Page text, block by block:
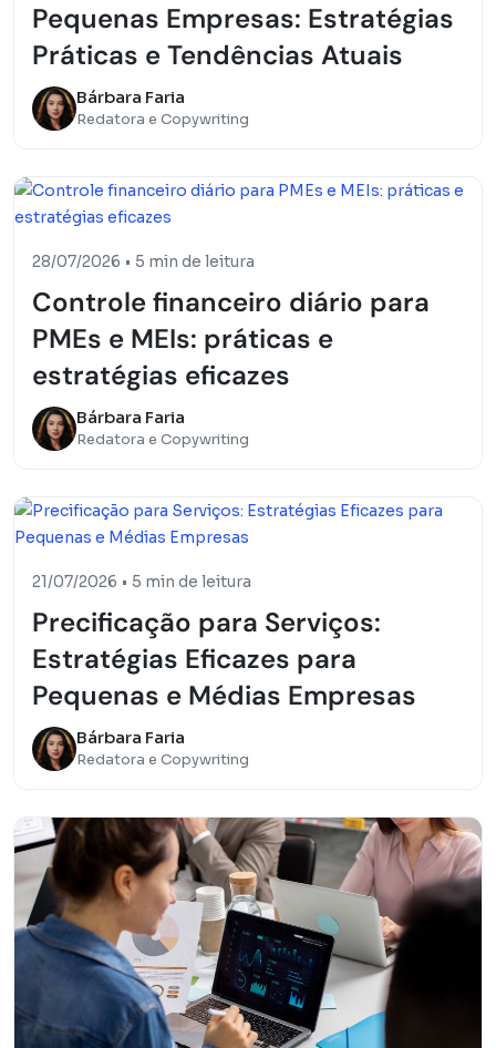
Pequenas Empresas: Estratégias
Práticas e Tendências Atuais
Bárbara Faria
Redatora e Copywriting
28/07/2026 • 5 min de leitura
Controle financeiro diário para
PMEs e MEIs: práticas e
estratégias eficazes
Bárbara Faria
Redatora e Copywriting
21/07/2026 • 5 min de leitura
Precificação para Serviços:
Estratégias Eficazes para
Pequenas e Médias Empresas
Bárbara Faria
Redatora e Copywriting